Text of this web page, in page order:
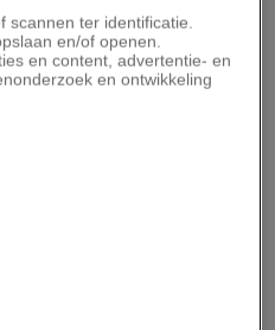
vlucht
of tablet ook
in. Op gezette
scannen ter identificatie.
en/of openen.
en content, advertentie- en
en ontwikkeling